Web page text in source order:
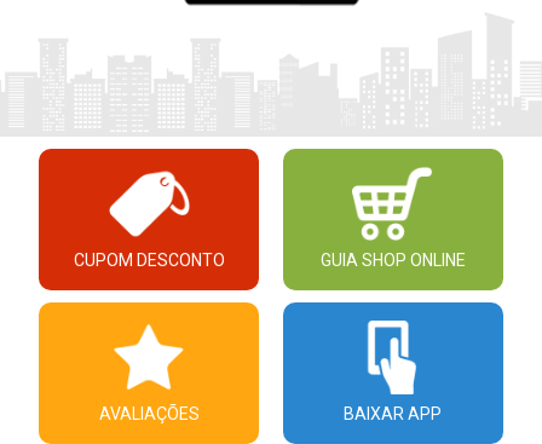
CUPOM DESCONTO GUIA SHOP ONLINE
AVALIAÇÕES BAIXAR APP